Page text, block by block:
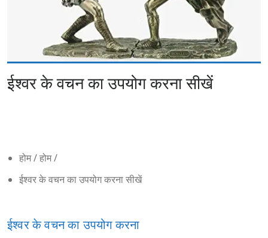
ईश्वर के वचन का उपयोग करना सीखें
होम/होम/
ईश्वर के वचन का उपयोग करना सीखें
ईश्वर के वचन का उपयोग करना